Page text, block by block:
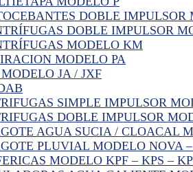
DOBLE IMPULSOR
DOBLE IMPULSOR
MODELO KM
MODELO PA
JA / JXF
SIMPLE IMPULSOR
DOBLE IMPULSOR
AGUA SUCIA / CLOACAL
PLUVIAL MODELO NOVA
MODELO KPF – KPS – KP